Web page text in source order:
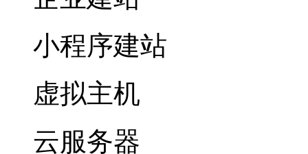
小程序建站
虚拟主机
云服务器